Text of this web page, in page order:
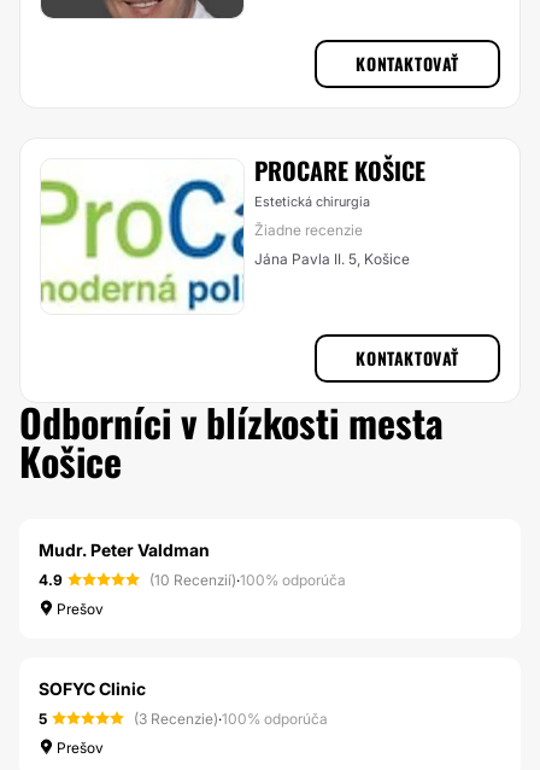
KONTAKTOVAŤ
PROCARE KOŠICE
Estetická chirurgia
Žiadne recenzie
Jána Pavla II. 5, Košice
KONTAKTOVAŤ
Odborníci v blízkosti mesta
Košice
Mudr. Peter Valdman
4.9 (10 Recenzií)·100% odporúča
Prešov
SOFYC Clinic
5 (3 Recenzie)·100% odporúča
Prešov